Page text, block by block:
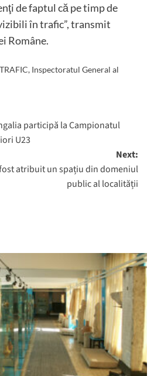
de faptul că pe timp de
în trafic”, transmit
Române.
, Inspectoratul General al
participă la Campionatul
U23
Next:
atribuit un spațiu din domeniul
public al localității